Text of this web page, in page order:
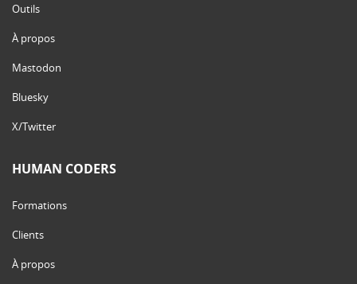
Outils
À propos
Mastodon
Bluesky
X/Twitter
HUMAN CODERS
Formations
Clients
À propos